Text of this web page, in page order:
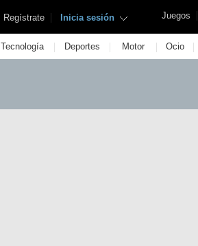
Juegos |
Regístrate | Inicia sesión
Tecnología | Deportes | Motor | Ocio |